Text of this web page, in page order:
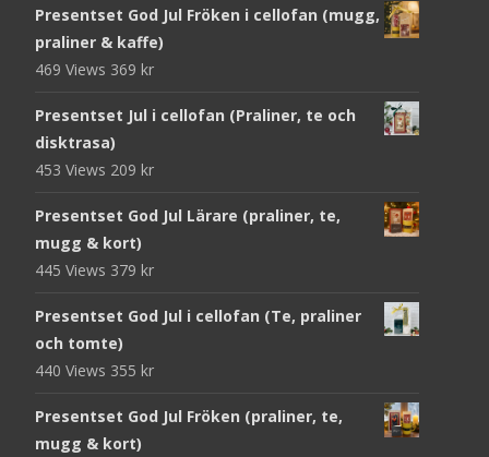
Presentset God Jul Fröken i cellofan (mugg,
praliner & kaffe)
469 Views 369 kr
Presentset Jul i cellofan (Praliner, te och
disktrasa)
453 Views 209 kr
Presentset God Jul Lärare (praliner, te,
mugg & kort)
445 Views 379 kr
Presentset God Jul i cellofan (Te, praliner
och tomte)
440 Views 355 kr
Presentset God Jul Fröken (praliner, te,
mugg & kort)